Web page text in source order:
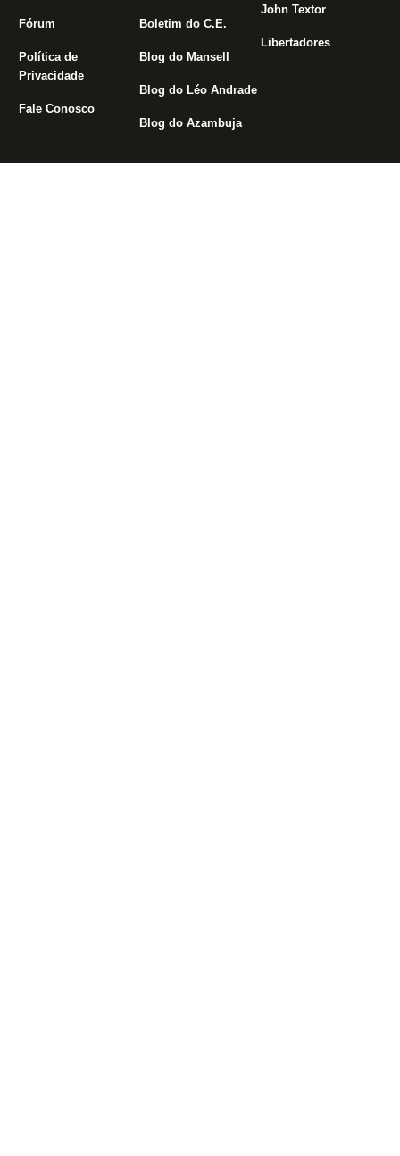
Fórum
Política de
Privacidade
Fale Conosco
Boletim do C.E.
Blog do Mansell
Blog do Léo Andrade
Blog do Azambuja
John Textor
Libertadores